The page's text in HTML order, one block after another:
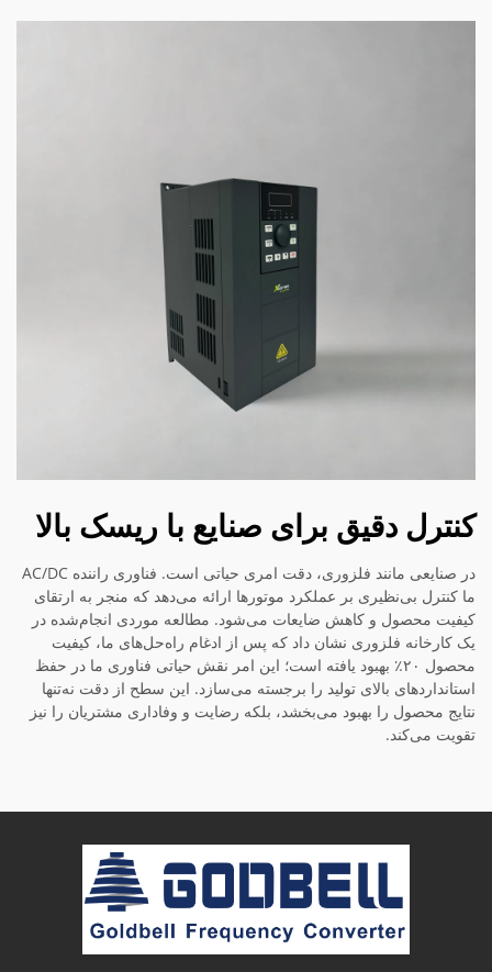
کنترل دقیق برای صنایع با ریسک بالا
در صنایعی مانند فلزوری، دقت امری حیاتی است. فناوری راننده AC/DC
ما کنترل بی‌نظیری بر عملکرد موتورها ارائه می‌دهد که منجر به ارتقای
کیفیت محصول و کاهش ضایعات می‌شود. مطالعه موردی انجام‌شده در
یک کارخانه فلزوری نشان داد که پس از ادغام راه‌حل‌های ما، کیفیت
محصول ۲۰٪ بهبود یافته است؛ این امر نقش حیاتی فناوری ما در حفظ
استانداردهای بالای تولید را برجسته می‌سازد. این سطح از دقت نه‌تنها
نتایج محصول را بهبود می‌بخشد، بلکه رضایت و وفاداری مشتریان را نیز
تقویت می‌کند.